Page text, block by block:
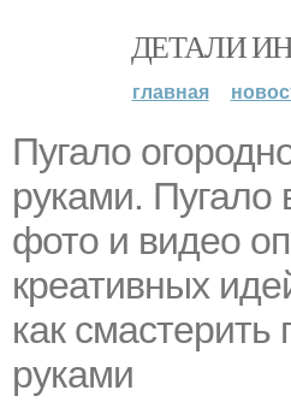
ДЕТАЛИ
главная
Пугало
руками.
фото и видео
креативных
как смастерить
руками